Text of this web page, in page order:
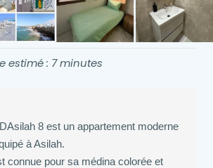
estimé : 7 minutes
8 est un appartement moderne
à Asilah.
connue pour sa médina colorée et